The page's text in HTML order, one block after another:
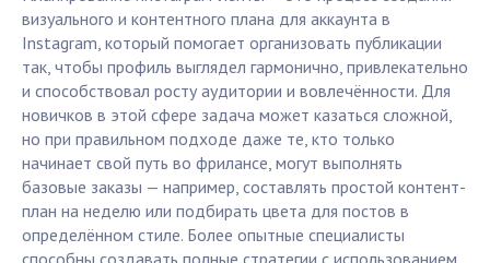
визуального и контентного плана для аккаунта в
Instagram, который помогает организовать публикации
так, чтобы профиль выглядел гармонично, привлекательно
и способствовал росту аудитории и вовлечённости. Для
новичков в этой сфере задача может казаться сложной,
но при правильном подходе даже те, кто только
начинает свой путь во фрилансе, могут выполнять
базовые заказы — например, составлять простой контент-
план на неделю или подбирать цвета для постов в
определённом стиле. Более опытные специалисты